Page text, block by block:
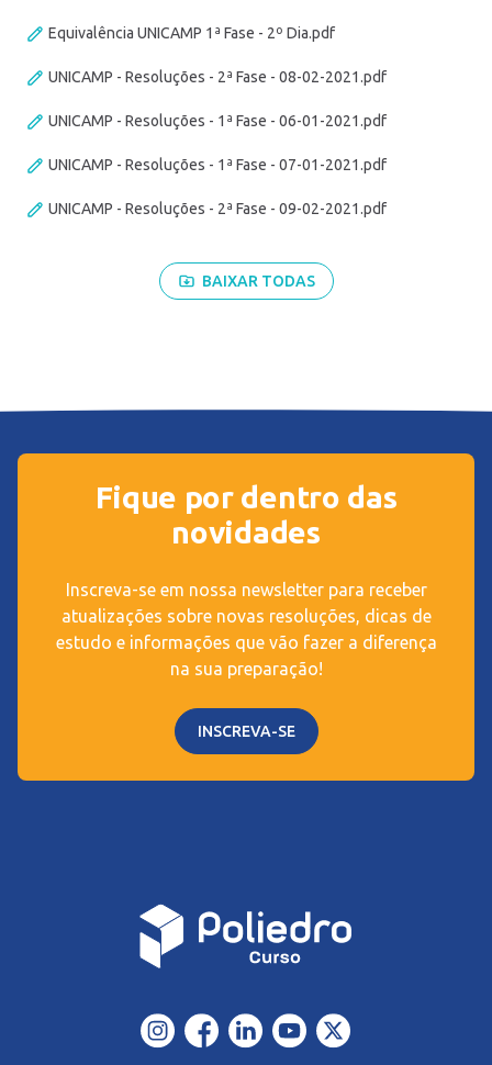
Equivalência UNICAMP 1ª Fase - 2º Dia.pdf
UNICAMP - Resoluções - 2ª Fase - 08-02-2021.pdf
UNICAMP - Resoluções - 1ª Fase - 06-01-2021.pdf
UNICAMP - Resoluções - 1ª Fase - 07-01-2021.pdf
UNICAMP - Resoluções - 2ª Fase - 09-02-2021.pdf
BAIXAR TODAS
Fique por dentro das
novidades
Inscreva-se em nossa newsletter para receber
atualizações sobre novas resoluções, dicas de
estudo e informações que vão fazer a diferença
na sua preparação!
INSCREVA-SE